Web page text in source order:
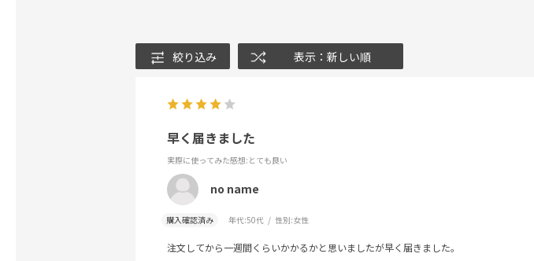
絞り込み 表示：新しい順
早く届きました
実際に使ってみた感想:とても良い
no name
購入確認済み 年代:50代 性別:女性
注文してから一週間くらいかかるかと思いましたが早く届きました。